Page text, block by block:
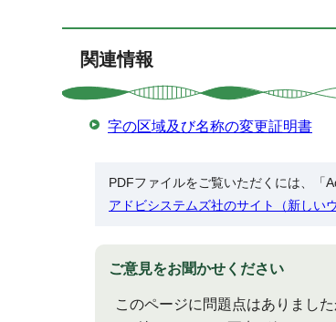
関連情報
字の区域及び名称の変更証明書
PDFファイルをご覧いただくには、「
アドビシステムズ社のサイト（新しい
ご意見をお聞かせください
このページに問題点はありました